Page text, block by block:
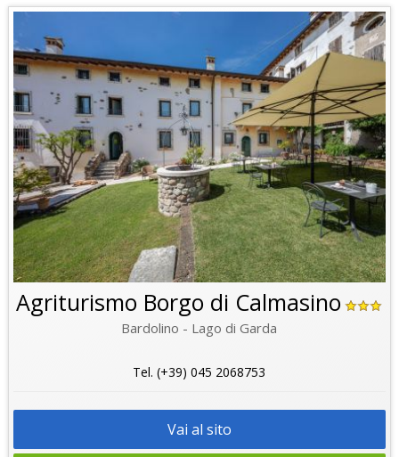
Agriturismo Borgo di Calmasino
Bardolino - Lago di Garda
Tel. (+39) 045 2068753
Vai al sito